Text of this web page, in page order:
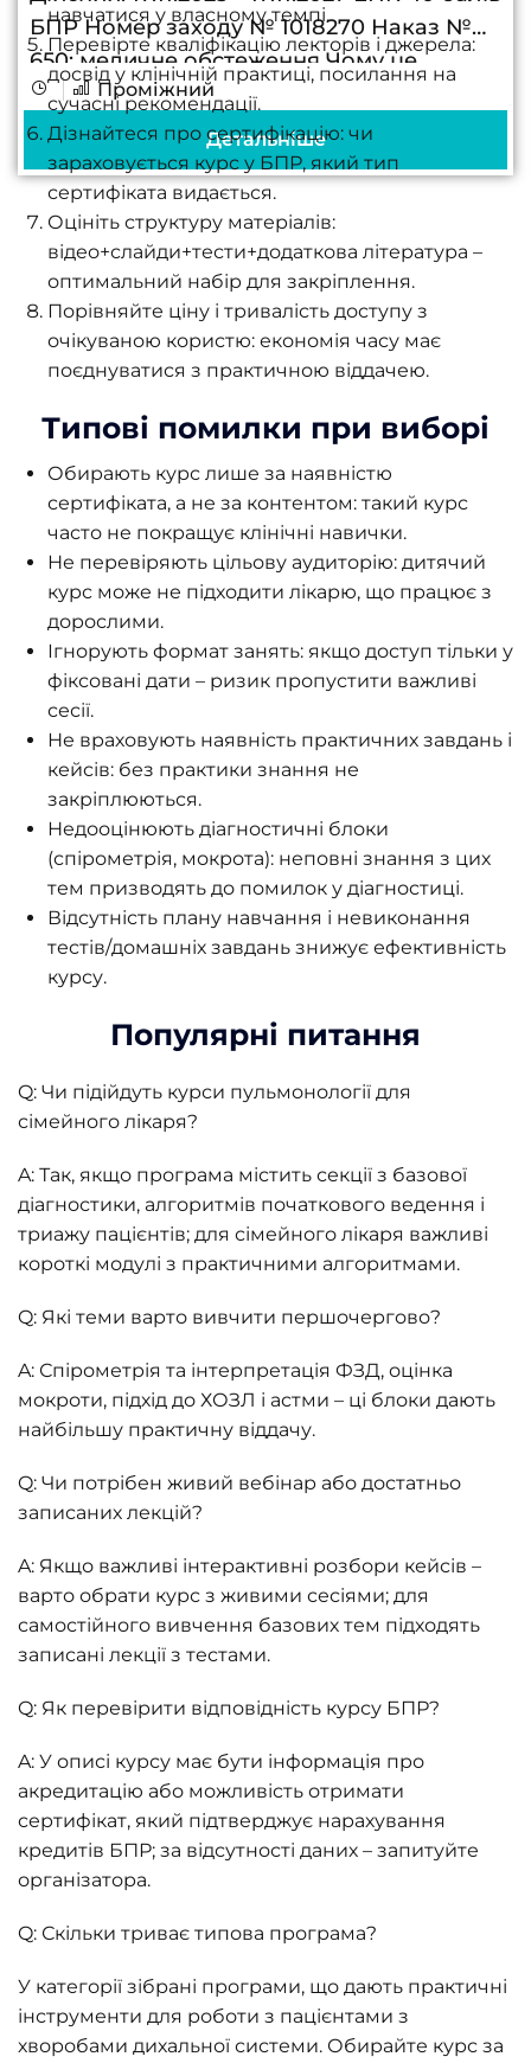
БПР Номер заходу № 1018270 Наказ №
650: медичне обстеження Чому це
важливо знати лікарю Основний
функціональний метод у пульмонології
Спірометрія об’єктивізує вентиляційну...
Проміжний
Детальніше
навчатися у власному темпі.
Перевірте кваліфікацію лекторів і джерела:
досвід у клінічній практиці, посилання на
сучасні рекомендації.
Дізнайтеся про сертифікацію: чи
зараховується курс у БПР, який тип
сертифіката видається.
Оцініть структуру матеріалів:
відео+слайди+тести+додаткова література –
оптимальний набір для закріплення.
Порівняйте ціну і тривалість доступу з
очікуваною користю: економія часу має
поєднуватися з практичною віддачею.
Типові помилки при виборі
Обирають курс лише за наявністю
сертифіката, а не за контентом: такий курс
часто не покращує клінічні навички.
Не перевіряють цільову аудиторію: дитячий
курс може не підходити лікарю, що працює з
дорослими.
Ігнорують формат занять: якщо доступ тільки у
фіксовані дати – ризик пропустити важливі
сесії.
Не враховують наявність практичних завдань і
кейсів: без практики знання не
закріплюються.
Недооцінюють діагностичні блоки
(спірометрія, мокрота): неповні знання з цих
тем призводять до помилок у діагностиці.
Відсутність плану навчання і невиконання
тестів/домашніх завдань знижує ефективність
курсу.
Популярні питання
Q: Чи підійдуть курси пульмонології для
сімейного лікаря?
A: Так, якщо програма містить секції з базової
діагностики, алгоритмів початкового ведення і
триажу пацієнтів; для сімейного лікаря важливі
короткі модулі з практичними алгоритмами.
Q: Які теми варто вивчити першочергово?
A: Спірометрія та інтерпретація ФЗД, оцінка
мокроти, підхід до ХОЗЛ і астми – ці блоки дають
найбільшу практичну віддачу.
Q: Чи потрібен живий вебінар або достатньо
записаних лекцій?
A: Якщо важливі інтерактивні розбори кейсів –
варто обрати курс з живими сесіями; для
самостійного вивчення базових тем підходять
записані лекції з тестами.
Q: Як перевірити відповідність курсу БПР?
A: У описі курсу має бути інформація про
акредитацію або можливість отримати
сертифікат, який підтверджує нарахування
кредитів БПР; за відсутності даних – запитуйте
організатора.
Q: Скільки триває типова програма?
У категорії зібрані програми, що дають практичні
інструменти для роботи з пацієнтами з
хворобами дихальної системи. Обирайте курс за